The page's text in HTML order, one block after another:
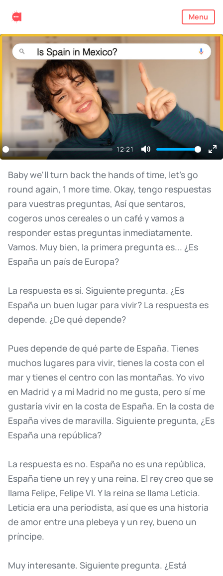
Menu
12:21
Mute
Babywe'll turn backthe handsoftime, let'sgo
round again, 1 moretime. Okay, tengo respuestas
para vuestras preguntas, Asíque sentaros,
cogeros unoscerealeso un caféyvamosa
responder estas preguntas inmediatamente.
Vamos. Muy bien, la primera pregunta es... ¿Es
España un paísde Europa?
La respuesta es sí. Siguiente pregunta. ¿Es
España un buen lugar para vivir? La respuesta es
depende. ¿Dequédepende?
Puesdependedequé partede España. Tienes
muchos lugares para vivir, tienes la costa con el
mar ytienesel centro con las montañas. Yo vivo
en Madrid ya mí Madrid no megusta, pero sí me
gustaría vivir en la costa de España. En la costa de
España vivesde maravilla. Siguiente pregunta, ¿Es
España una república?
La respuesta es no. España no es una república,
España tiene un reyy una reina. El reycreo que se
llama Felipe, FelipeVI. Yla reina se llama Leticia.
Leticia era una periodista, asíquees una historia
deamor entre una plebeya y un rey, bueno un
príncipe.
Muy interesante. Siguiente pregunta. ¿Está